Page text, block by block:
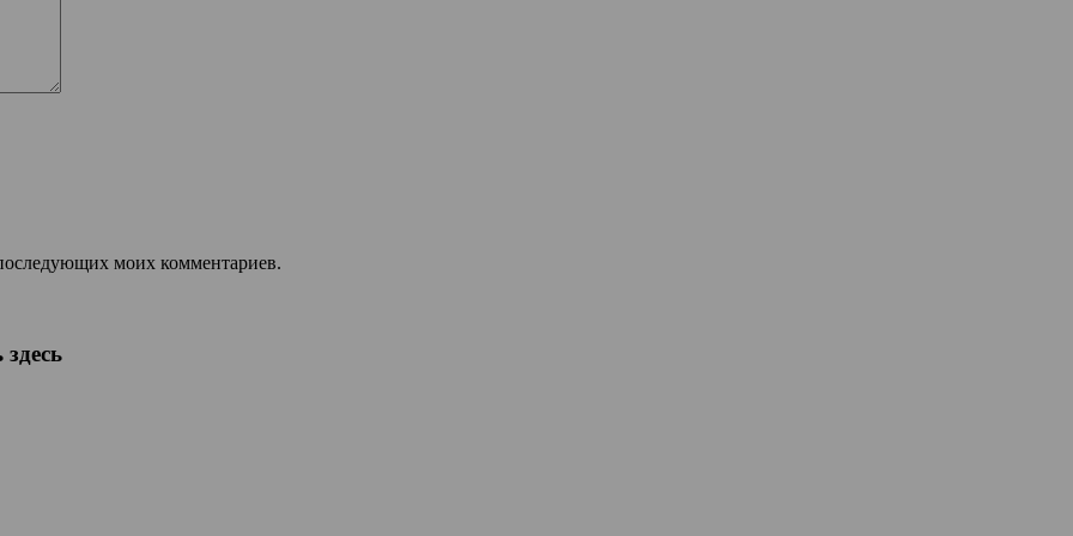
моих комментариев.